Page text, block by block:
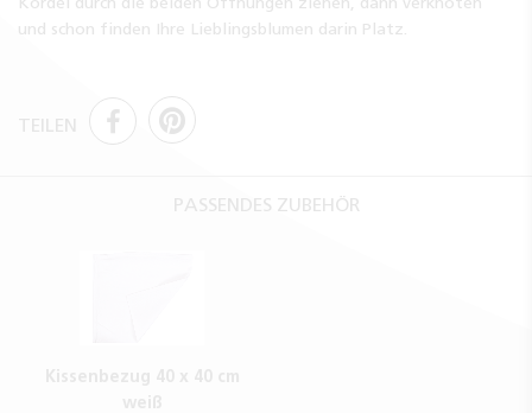
und schon finden Ihre Lieblingsblumen darin Platz.
TEILEN
PASSENDES ZUBEHÖR